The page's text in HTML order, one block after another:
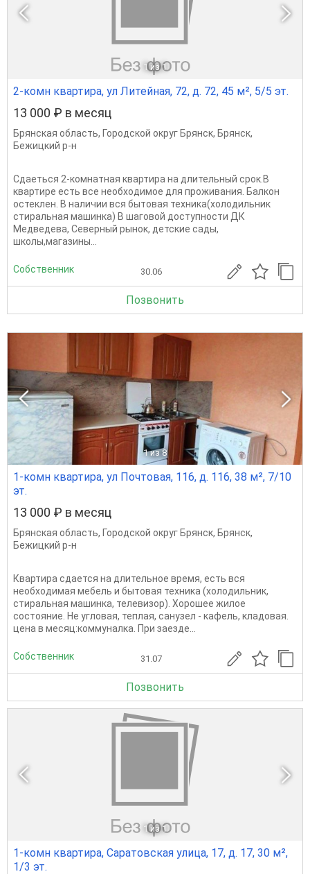
1 из 1
2-комн квартира, ул Литейная, 72, д. 72, 45 м², 5/5 эт.
13 000 ₽ в месяц
Брянская область, Городской округ Брянск, Брянск,
Бежицкий р-н
Сдаеться 2-комнатная квартира на длительный срок.В
квартире есть все необходимое для проживания. Балкон
остеклен. В наличии вся бытовая техника(холодильник
стиральная машинка) В шаговой доступности ДК
Медведева, Северный рынок, детские сады,
школы,магазины...
Собственник 30.06
Позвонить
1 из 8
1-комн квартира, ул Почтовая, 116, д. 116, 38 м², 7/10
эт.
13 000 ₽ в месяц
Брянская область, Городской округ Брянск, Брянск,
Бежицкий р-н
Квартира сдается на длительное время, есть вся
необходимая мебель и бытовая техника (холодильник,
стиральная машинка, телевизор). Хорошее жилое
состояние. Не угловая, теплая, санузел - кафель, кладовая.
цена в месяц:коммуналка. При заезде...
Собственник 31.07
Позвонить
1 из 1
1-комн квартира, Саратовская улица, 17, д. 17, 30 м²,
1/3 эт.